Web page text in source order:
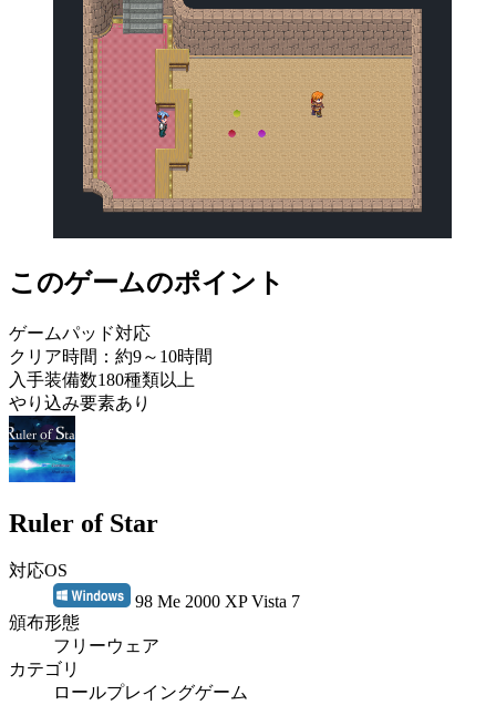
このゲームのポイント
ゲームパッド対応
クリア時間：約9～10時間
入手装備数180種類以上
やり込み要素あり
Ruler of Star
対応OS
98 Me 2000 XP Vista 7
頒布形態
フリーウェア
カテゴリ
ロールプレイングゲーム